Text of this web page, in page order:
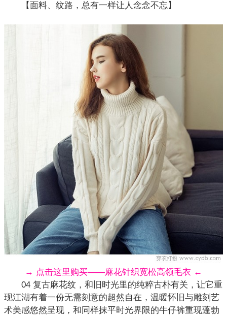
【面料、纹路，总有一样让人念念不忘】
→ 点击这里购买——麻花针织宽松高领毛衣 ←
04 复古麻花纹，和旧时光里的纯粹古朴有关，让它重
现江湖有着一份无需刻意的超然自在，温暖怀旧与雕刻艺
术美感悠然呈现，和同样抹平时光界限的牛仔裤重现蓬勃